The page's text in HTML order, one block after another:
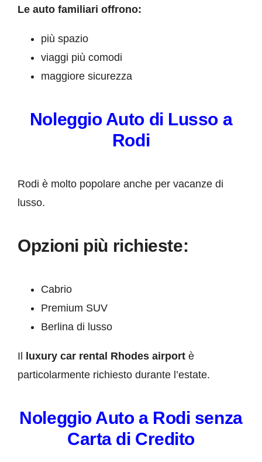
Le auto familiari offrono:
più spazio
viaggi più comodi
maggiore sicurezza
Noleggio Auto di Lusso a
Rodi
Rodi è molto popolare anche per vacanze di
lusso.
Opzioni più richieste:
Cabrio
Premium SUV
Berlina di lusso
Il luxury car rental Rhodes airportè
particolarmente richiesto durante l’estate.
Noleggio Auto a Rodi senza
Carta di Credito